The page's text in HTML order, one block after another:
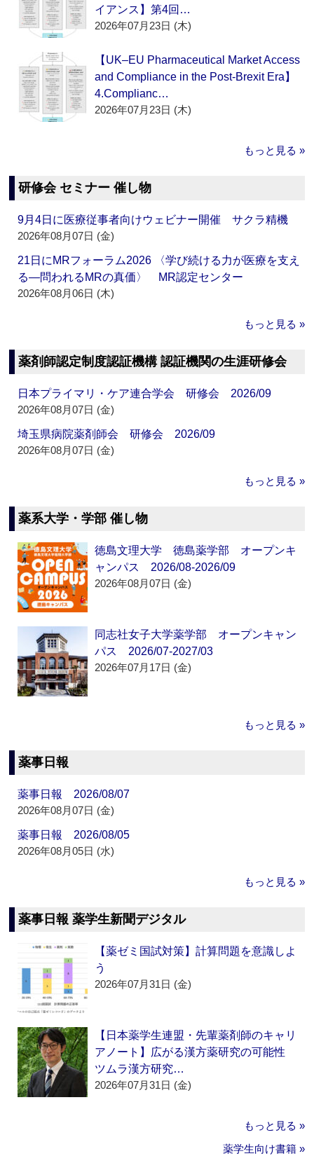
イアンス】第4回…
2026年07月23日 (木)
【UK–EU Pharmaceutical Market Access
and Compliance in the Post-Brexit Era】
4.Complianc…
2026年07月23日 (木)
もっと見る »
研修会 セミナー 催し物
9月4日に医療従事者向けウェビナー開催 サクラ精機
2026年08月07日 (金)
21日にMRフォーラム2026 〈学び続ける力が医療を支え
る―問われるMRの真価〉 MR認定センター
2026年08月06日 (木)
もっと見る »
薬剤師認定制度認証機構 認証機関の生涯研修会
日本プライマリ・ケア連合学会 研修会 2026/09
2026年08月07日 (金)
埼玉県病院薬剤師会 研修会 2026/09
2026年08月07日 (金)
もっと見る »
薬系大学・学部 催し物
徳島文理大学 徳島薬学部 オープンキ
ャンパス 2026/08-2026/09
2026年08月07日 (金)
同志社女子大学薬学部 オープンキャン
パス 2026/07-2027/03
2026年07月17日 (金)
もっと見る »
薬事日報
薬事日報 2026/08/07
2026年08月07日 (金)
薬事日報 2026/08/05
2026年08月05日 (水)
もっと見る »
薬事日報 薬学生新聞デジタル
【薬ゼミ国試対策】計算問題を意識しよ
う
2026年07月31日 (金)
【日本薬学生連盟・先輩薬剤師のキャリ
アノート】広がる漢方薬研究の可能性
ツムラ漢方研究…
2026年07月31日 (金)
もっと見る »
薬学生向け書籍 »